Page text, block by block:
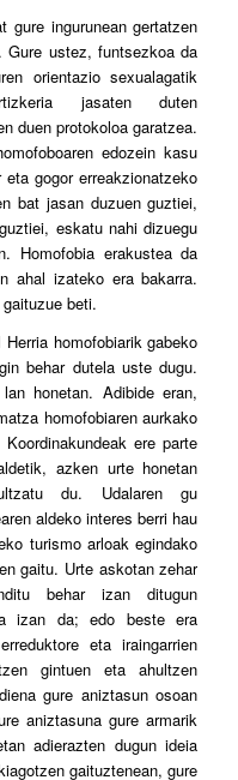
gure ingurunean gertatzen
ustez, funtsezkoa da
orientazio sexualagatik
jasaten duten
duen protokoloa garatzea.
edozein kasu
gogor erreakzionatzeko
bat jasan duzuen guztiei,
eskatu nahi dizuegu
Homofobia erakustea da
ahal izateko era bakarra.
beti.
homofobiarik gabeko
behar dutela uste dugu.
honetan. Adibide eran,
homofobiaren aurkako
ere parte
azken urte honetan
du. Udalaren gu
aldeko interes berri hau
turismo arloak egindako
gaitu. Urte askotan zehar
behar izan ditugun
izan da; edo beste era
eta iraingarrien
gintuen eta ahultzen
gure aniztasun osoan
aniztasuna gure armarik
adierazten dugun ideia
gaituztenean, gure